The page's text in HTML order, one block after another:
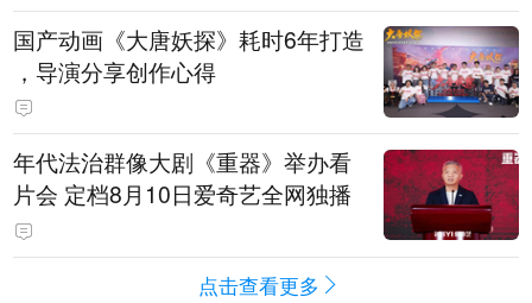
国产动画《大唐妖探》耗时6年打造
，导演分享创作心得
年代法治群像大剧《重器》举办看
片会 定档8月10日爱奇艺全网独播
点击查看更多